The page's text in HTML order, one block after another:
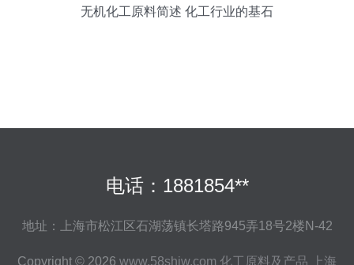
无机化工原料简述 化工行业的基石
电话：1881854**
地址：上海市松江区石湖荡镇长塔路945弄18号2楼N-42
Copyright © 2026 www.58shjw.com 化工原料及产品 上海